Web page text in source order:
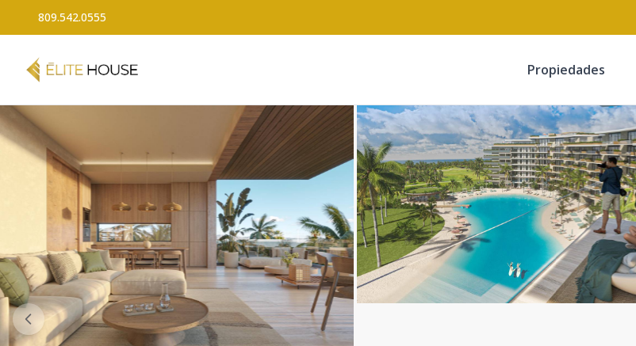
809.542.0555
Propiedades